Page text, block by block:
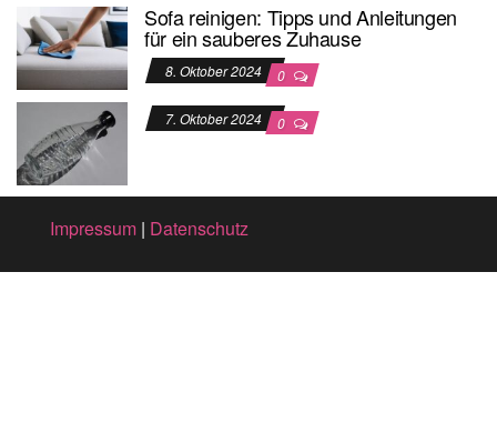
Sofa reinigen: Tipps und Anleitungen
für ein sauberes Zuhause
8. Oktober 2024 0
7. Oktober 2024 0
Impressum | Datenschutz